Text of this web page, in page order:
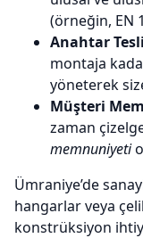
(örneğin, EN
Anahtar
montaja
yöneterek
Müşteri
zaman
memnuniyeti
Ümraniye’de
hangarlar veya
konstrüksiyon